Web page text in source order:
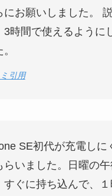
にお願いしました。
3時間で使えるように
引用
SE初代が充電しに
らいました。日曜の
すぐに持ち込んで、